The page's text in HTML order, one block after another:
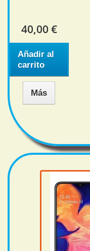
40,00 €
Añadir al
carrito
Más